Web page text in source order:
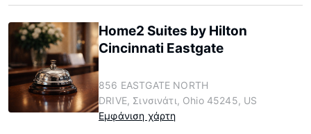
Home2 Suites by Hilton
Cincinnati Eastgate
856 EASTGATE NORTH
DRIVE, Σινσινάτι, Ohio 45245, US
Εμφάνιση χάρτη